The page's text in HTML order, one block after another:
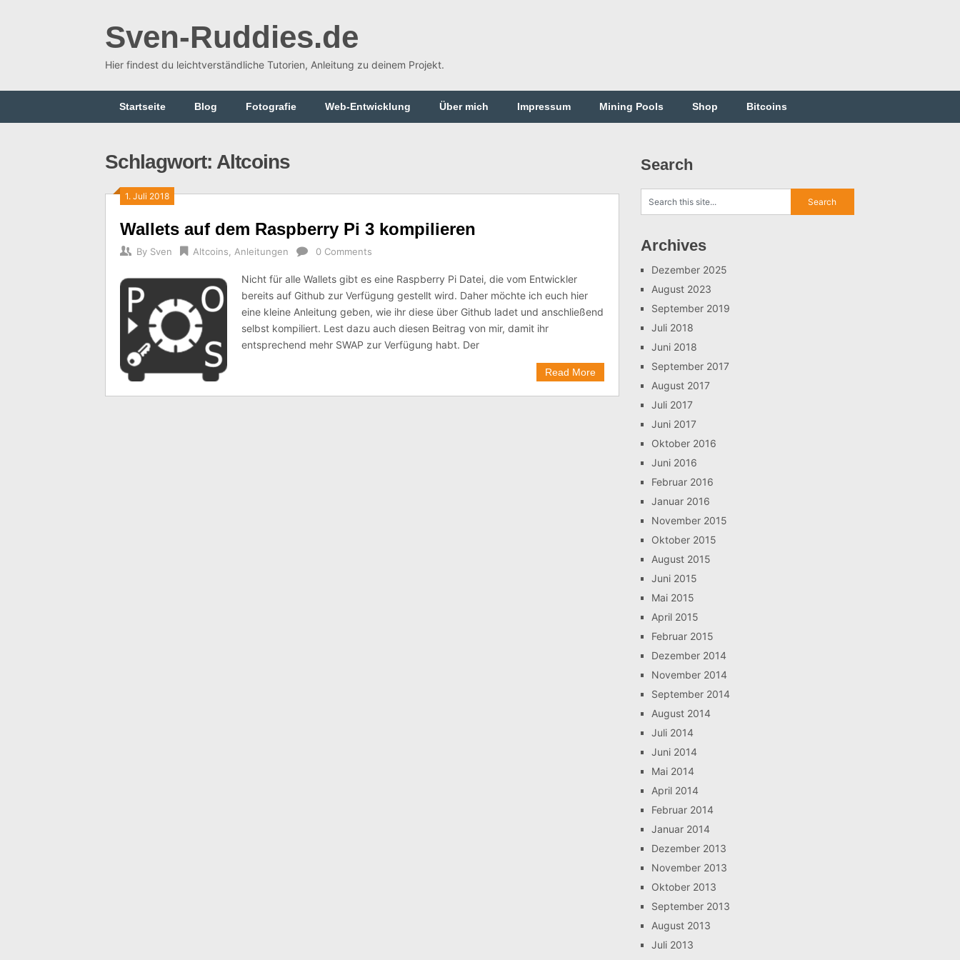
Sven-Ruddies.de
Hier findest du leichtverständliche Tutorien, Anleitung zu deinem Projekt.
Startseite Blog Fotografie Web-Entwicklung Über mich Impressum Mining Pools Shop Bitcoins
Schlagwort: Altcoins
1. Juli 2018
Wallets auf dem Raspberry Pi 3 kompilieren
By Sven Altcoins Anleitungen 0 Comments
Nicht für alle Wallets gibt es eine Raspberry Pi Datei, die vom Entwickler
bereits auf Github zur Verfügung gestellt wird. Daher möchte ich euch hier
eine kleine Anleitung geben, wie ihr diese über Github ladet und anschließend
selbst kompiliert. Lest dazu auch diesen Beitrag von mir, damit ihr
entsprechend mehr SWAP zur Verfügung habt. Der
Read More
Search
Archives
Dezember 2025
August 2023
September 2019
Juli 2018
Juni 2018
September 2017
August 2017
Juli 2017
Juni 2017
Oktober 2016
Juni 2016
Februar 2016
Januar 2016
November 2015
Oktober 2015
August 2015
Juni 2015
Mai 2015
April 2015
Februar 2015
Dezember 2014
November 2014
September 2014
August 2014
Juli 2014
Juni 2014
Mai 2014
April 2014
Februar 2014
Januar 2014
Dezember 2013
November 2013
Oktober 2013
September 2013
August 2013
Juli 2013